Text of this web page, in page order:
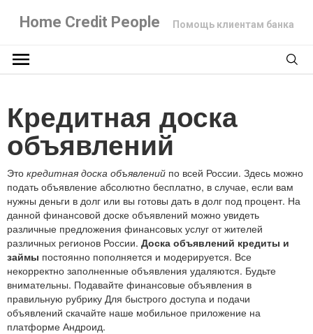
Home Credit People Помощь клиентам банка
Кредитная доска
объявлений
Это кредитная доска объявлений по всей России. Здесь можно
подать объявление абсолютно бесплатно, в случае, если вам
нужны деньги в долг или вы готовы дать в долг под процент. На
данной финансовой доске объявлений можно увидеть
различные предложения финансовых услуг от жителей
различных регионов России. Доска объявлений кредиты и
займы постоянно пополняется и модерируется. Все
некорректно заполненные объявления удаляются. Будьте
внимательны. Подавайте финансовые объявления в
правильную рубрику Для быстрого доступа и подачи
объявлений скачайте наше мобильное приложение на
платформе Андроид.